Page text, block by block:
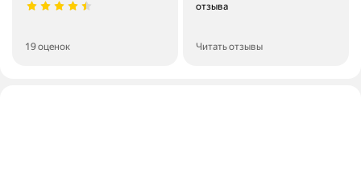
19 оценок
отзыва
Читать отзывы